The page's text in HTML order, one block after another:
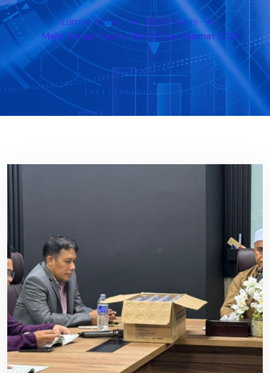
Laman Utama Berita Terkini
Majlis Bacaan Yassin, Tahlil & Doa Selamat 2025